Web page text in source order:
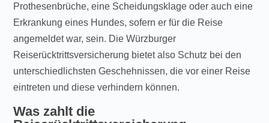
Prothesenbrüche, eine Scheidungsklage oder auch eine
Erkrankung eines Hundes, sofern er für die Reise
angemeldet war, sein. Die Würzburger
Reiserücktrittsversicherung bietet also Schutz bei den
unterschiedlichsten Geschehnissen, die vor einer Reise
eintreten und diese verhindern können.
Was zahlt die